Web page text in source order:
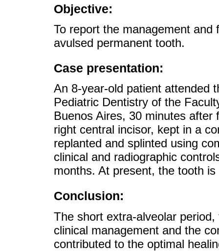
Objective:
To report the management
avulsed permanent tooth.
Case presentation:
An 8-year-old patient attended
Pediatric Dentistry of the
Buenos Aires, 30 minutes
right central incisor, kept in a
replanted and splinted using
clinical and radiographic
months. At present, the tooth
Conclusion:
The short extra-alveolar
clinical management and the
contributed to the optimal